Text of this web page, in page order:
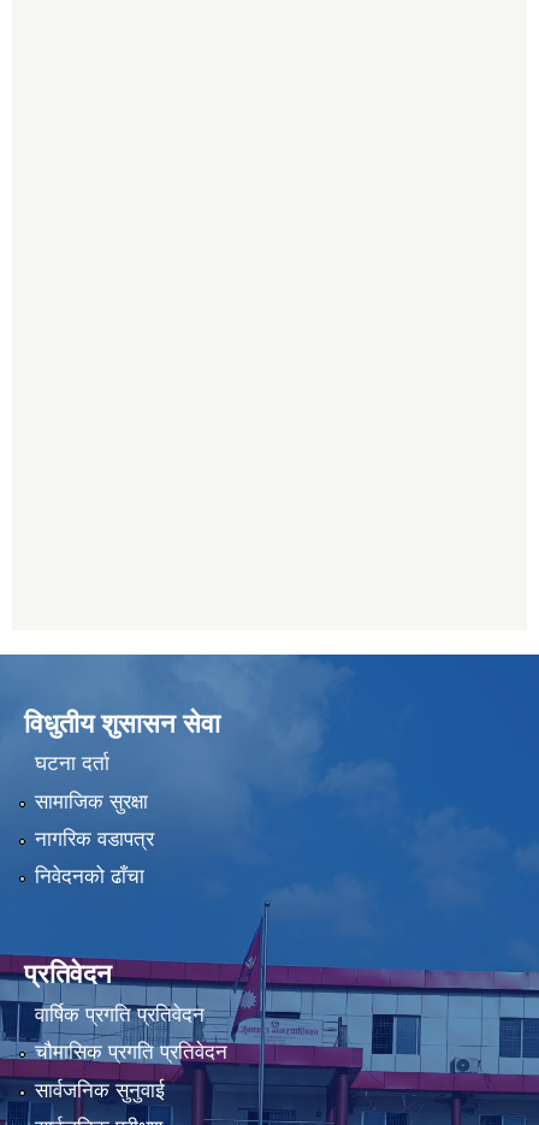
विधुतीय शुसासन सेवा
घटना दर्ता
सामाजिक सुरक्षा
नागरिक वडापत्र
निवेदनको ढाँचा
प्रतिवेदन
वार्षिक प्रगति प्रतिवेदन
चौमासिक प्रगति प्रतिवेदन
सार्वजनिक सुनुवाई